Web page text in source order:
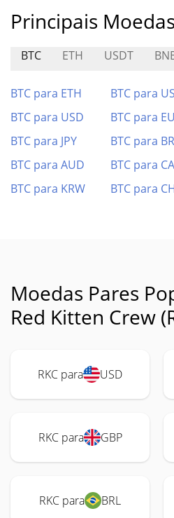
Principais Moedas
BTC ETH USDT
BTC para ETH BTC para
BTC para USD
BTC para
BTC para JPY
BTC para
BTC para AUD
BTC para
BTC para KRW
BTC para
Moedas Pares
Red Kitten Crew
RKC para USD
RKC para GBP
RKC para BRL